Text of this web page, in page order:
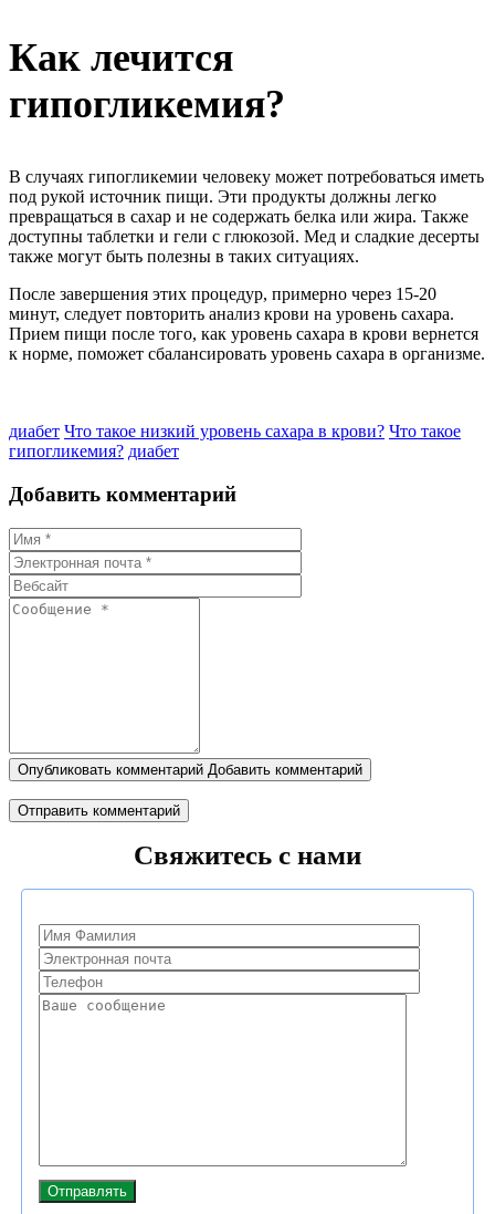
Как лечится
гипогликемия?
В случаях гипогликемии человеку может потребоваться иметь
под рукой источник пищи. Эти продукты должны легко
превращаться в сахар и не содержать белка или жира. Также
доступны таблетки и гели с глюкозой. Мед и сладкие десерты
также могут быть полезны в таких ситуациях.
После завершения этих процедур, примерно через 15-20
минут, следует повторить анализ крови на уровень сахара.
Прием пищи после того, как уровень сахара в крови вернется
к норме, поможет сбалансировать уровень сахара в организме.
диабет Что такое низкий уровень сахара в крови? Что такое
гипогликемия? диабет
Добавить комментарий
Опубликовать комментарий Добавить комментарий
Свяжитесь с нами